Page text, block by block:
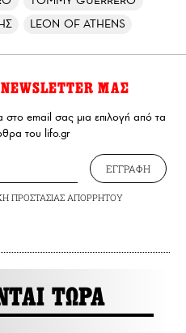
LEON OF ATHENS
ΜΑΣ
email σας μια επιλογή από τα
του lifo.gr
ΕΓΓΡΑΦΗ
ΠΡΟΣΤΑΣΙΑΣ ΑΠΟΡΡΗΤΟΥ
ΤΩΡΑ